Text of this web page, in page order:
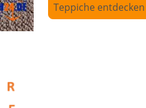
Teppiche entdecken